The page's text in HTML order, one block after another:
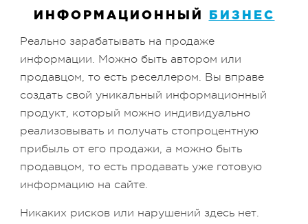
ИНФОРМАЦИОННЫЙ БИЗНЕС
Реально зарабатывать на продаже
информации. Можно быть автором или
продавцом, то есть реселлером. Вы вправе
создать свой уникальный информационный
продукт, который можно индивидуально
реализовывать и получать стопроцентную
прибыль от его продажи, а можно быть
продавцом, то есть продавать уже готовую
информацию на сайте.
Никаких рисков или нарушений здесь нет.